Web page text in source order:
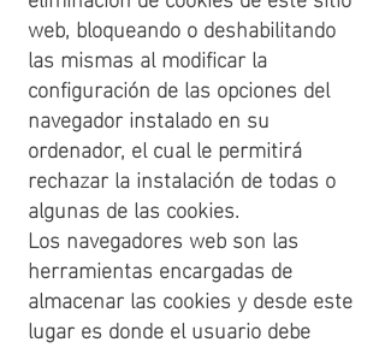
web, bloqueando o deshabilitando
las mismas al modificar la
configuración de las opciones del
navegador instalado en su
ordenador, el cual le permitirá
rechazar la instalación de todas o
algunas de las cookies.
Los navegadores web son las
herramientas encargadas de
almacenar las cookies y desde este
lugar es donde el usuario debe